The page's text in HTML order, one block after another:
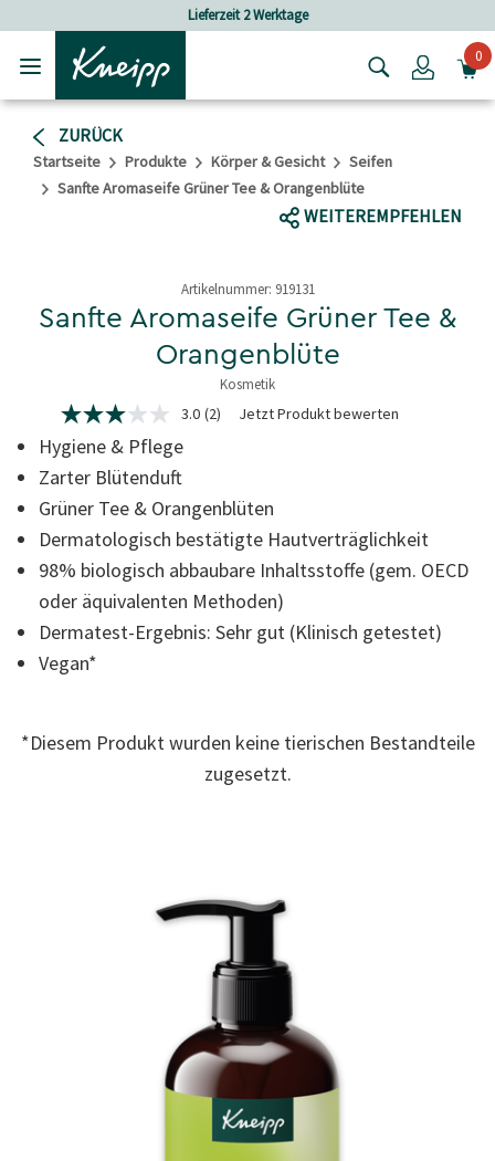
Login0
ZURÜCK
Startseite Produkte Körper & Gesicht
Seifen
Sanfte Aromaseife Grüner Tee & Orangenblüte
WEITEREMPFEHLEN
Artikelnummer: 919131
Sanfte Aromaseife Grüner Tee &
Orangenblüte
Kosmetik
3,3 von 5 Sternen
3.0
von
5
Sternen,
Durchschnittswert
der
Bewertung.
Read
2
Reviews.
Link
derselben
Seite.
3.0 (2) Jetzt Produkt bewerten
Hygiene & Pflege
Zarter Blütenduft
Grüner Tee & Orangenblüten
Dermatologisch bestätigte Hautverträglichkeit
98% biologisch abbaubare Inhaltsstoffe (gem. OECD
oder äquivalenten Methoden)
Dermatest-Ergebnis: Sehr gut (Klinisch getestet)
Vegan*
*Diesem Produkt wurden keine tierischen Bestandteile
zugesetzt.